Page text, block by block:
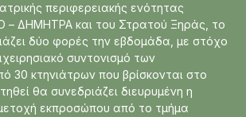
περιφερειακής ενότητας
– ΔΗΜΗΤΡΑ και του Στρατού Ξηράς, το
δύο φορές την εβδομάδα, με στόχο
συντονισμό των
30 κτηνιάτρων που βρίσκονται στο
θα συνεδριάζει διευρυμένη η
εκπροσώπου από το τμήμα